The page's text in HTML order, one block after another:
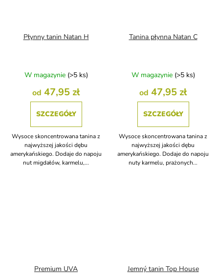
Płynny tanin Natan H
W magazynie (>5 ks)
od 47,95 zł
SZCZEGÓŁY
Wysoce skoncentrowana tanina z
najwyższej jakości dębu
amerykańskiego. Dodaje do napoju
nut migdałów, karmelu,...
Tanina płynna Natan C
W magazynie (>5 ks)
od 47,95 zł
SZCZEGÓŁY
Wysoce skoncentrowana tanina z
najwyższej jakości dębu
amerykańskiego. Dodaje do napoju
nuty karmelu, prażonych...
Premium UVA Jemný tanin Top House